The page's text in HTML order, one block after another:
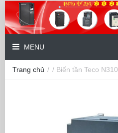
MENU
Trang chủ / / Biến tần Teco N310